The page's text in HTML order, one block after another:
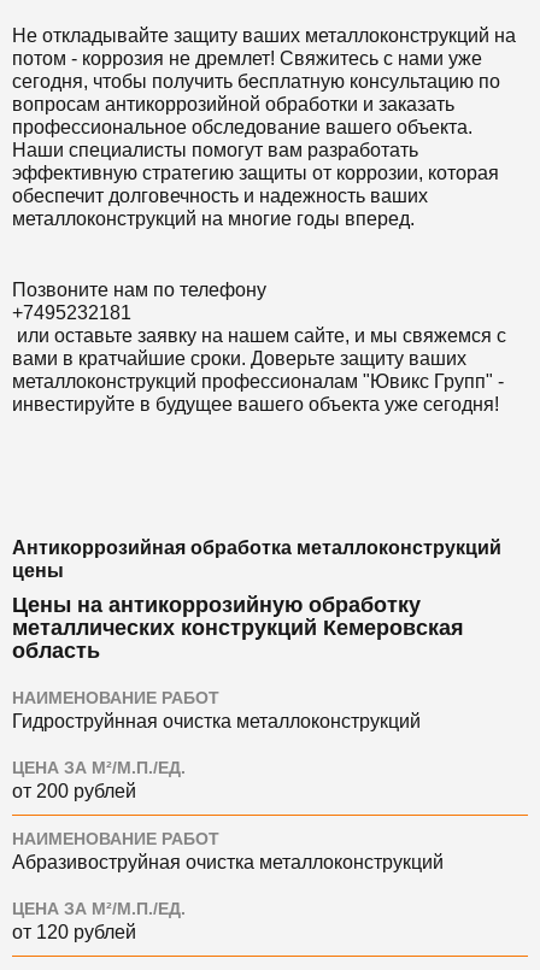
Не откладывайте защиту ваших металлоконструкций на
потом - коррозия не дремлет! Свяжитесь с нами уже
сегодня, чтобы получить бесплатную консультацию по
вопросам антикоррозийной обработки и заказать
профессиональное обследование вашего объекта.
Наши специалисты помогут вам разработать
эффективную стратегию защиты от коррозии, которая
обеспечит долговечность и надежность ваших
металлоконструкций на многие годы вперед.
Позвоните нам по телефону
+7495232181
или оставьте заявку на нашем сайте, и мы свяжемся с
вами в кратчайшие сроки. Доверьте защиту ваших
металлоконструкций профессионалам "Ювикс Групп" -
инвестируйте в будущее вашего объекта уже сегодня!
Антикоррозийная обработка металлоконструкций
цены
Цены на антикоррозийную обработку
металлических конструкций Кемеровская
область
НАИМЕНОВАНИЕ РАБОТ
Гидроструйнная очистка металлоконструкций
ЦЕНА ЗА М²/М.П./ЕД.
от 200 рублей
НАИМЕНОВАНИЕ РАБОТ
Абразивоструйная очистка металлоконструкций
ЦЕНА ЗА М²/М.П./ЕД.
от 120 рублей